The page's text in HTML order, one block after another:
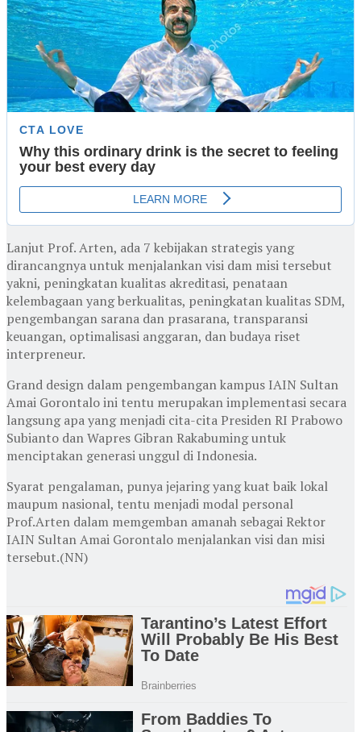
Lanjut Prof. Arten, ada 7 kebijakan strategis yang
dirancangnya untuk menjalankan visi dam misi tersebut
yakni, peningkatan kualitas akreditasi, penataan
kelembagaan yang berkualitas, peningkatan kualitas SDM,
pengembangan sarana dan prasarana, transparansi
keuangan, optimalisasi anggaran, dan budaya riset
interpreneur.
Grand design dalam pengembangan kampus IAIN Sultan
Amai Gorontalo ini tentu merupakan implementasi secara
langsung apa yang menjadi cita-cita Presiden RI Prabowo
Subianto dan Wapres Gibran Rakabuming untuk
menciptakan generasi unggul di Indonesia.
Syarat pengalaman, punya jejaring yang kuat baik lokal
maupum nasional, tentu menjadi modal personal
Prof.Arten dalam memgemban amanah sebagai Rektor
IAIN Sultan Amai Gorontalo menjalankan visi dan misi
tersebut.(NN)